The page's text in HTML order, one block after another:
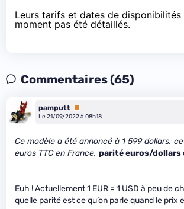
Leurs tarifs et dates de
moment pas été détaillés.
Commentaires (65)
pamputt Premium
Le 21/09/2022 à 08h18
Ce modèle a été annoncé à 1 599 dollars,
euros TTC en France, parité euros/dollars
Euh ! Actuellement 1 EUR = 1 USD à peu de
quelle parité est ce qu’on parle quand le prix